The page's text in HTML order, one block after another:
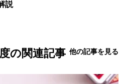
説
の関連記事 他の記事を見る